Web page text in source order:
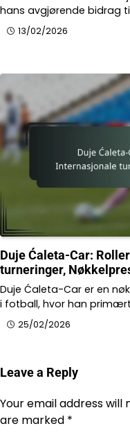
hans avgjørende bidrag
13/02/2026
Duje Ćaleta-Car:
turneringer,
Duje Ćaleta-Car er en
i fotball, hvor han
25/02/2026
Leave a Reply
Your email address will
are marked *